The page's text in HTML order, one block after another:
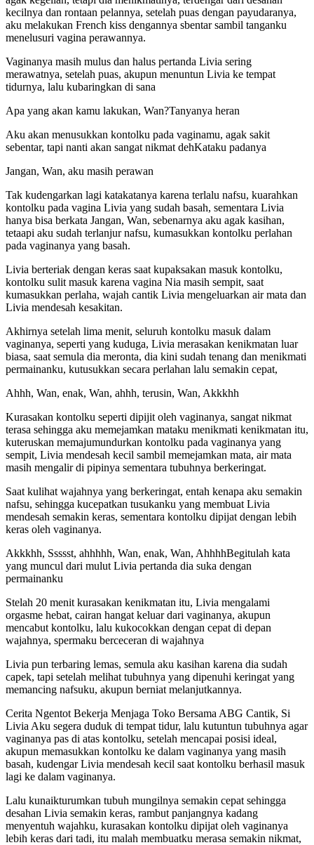
kecilnya dan rontaan pelannya, setelah puas dengan payudaranya,
aku melakukan French kiss dengannya sbentar sambil tanganku
menelusuri vagina perawannya.
Vaginanya masih mulus dan halus pertanda Livia sering
merawatnya, setelah puas, akupun menuntun Livia ke tempat
tidurnya, lalu kubaringkan di sana
Apa yang akan kamu lakukan, Wan?Tanyanya heran
Aku akan menusukkan kontolku pada vaginamu, agak sakit
sebentar, tapi nanti akan sangat nikmat dehKataku padanya
Jangan, Wan, aku masih perawan
Tak kudengarkan lagi katakatanya karena terlalu nafsu, kuarahkan
kontolku pada vagina Livia yang sudah basah, sementara Livia
hanya bisa berkata Jangan, Wan, sebenarnya aku agak kasihan,
tetaapi aku sudah terlanjur nafsu, kumasukkan kontolku perlahan
pada vaginanya yang basah.
Livia berteriak dengan keras saat kupaksakan masuk kontolku,
kontolku sulit masuk karena vagina Nia masih sempit, saat
kumasukkan perlaha, wajah cantik Livia mengeluarkan air mata dan
Livia mendesah kesakitan.
Akhirnya setelah lima menit, seluruh kontolku masuk dalam
vaginanya, seperti yang kuduga, Livia merasakan kenikmatan luar
biasa, saat semula dia meronta, dia kini sudah tenang dan menikmati
permainanku, kutusukkan secara perlahan lalu semakin cepat,
Ahhh, Wan, enak, Wan, ahhh, terusin, Wan, Akkkhh
Kurasakan kontolku seperti dipijit oleh vaginanya, sangat nikmat
terasa sehingga aku memejamkan mataku menikmati kenikmatan itu,
kuteruskan memajumundurkan kontolku pada vaginanya yang
sempit, Livia mendesah kecil sambil memejamkan mata, air mata
masih mengalir di pipinya sementara tubuhnya berkeringat.
Saat kulihat wajahnya yang berkeringat, entah kenapa aku semakin
nafsu, sehingga kucepatkan tusukanku yang membuat Livia
mendesah semakin keras, sementara kontolku dipijat dengan lebih
keras oleh vaginanya.
Akkkhh, Ssssst, ahhhhh, Wan, enak, Wan, AhhhhBegitulah kata
yang muncul dari mulut Livia pertanda dia suka dengan
permainanku
Stelah 20 menit kurasakan kenikmatan itu, Livia mengalami
orgasme hebat, cairan hangat keluar dari vaginanya, akupun
mencabut kontolku, lalu kukocokkan dengan cepat di depan
wajahnya, spermaku berceceran di wajahnya
Livia pun terbaring lemas, semula aku kasihan karena dia sudah
capek, tapi setelah melihat tubuhnya yang dipenuhi keringat yang
memancing nafsuku, akupun berniat melanjutkannya.
Cerita Ngentot Bekerja Menjaga Toko Bersama ABG Cantik, Si
Livia Aku segera duduk di tempat tidur, lalu kutuntun tubuhnya agar
vaginanya pas di atas kontolku, setelah mencapai posisi ideal,
akupun memasukkan kontolku ke dalam vaginanya yang masih
basah, kudengar Livia mendesah kecil saat kontolku berhasil masuk
lagi ke dalam vaginanya.
Lalu kunaikturumkan tubuh mungilnya semakin cepat sehingga
desahan Livia semakin keras, rambut panjangnya kadang
menyentuh wajahku, kurasakan kontolku dipijat oleh vaginanya
lebih keras dari tadi, itu malah membuatku merasa semakin nikmat,